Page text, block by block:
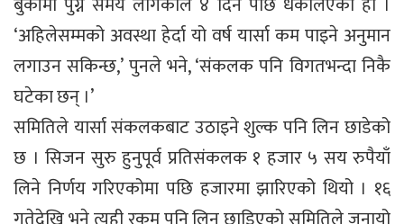
‘अहिलेसम्मको अवस्था हेर्दा यो वर्ष यार्सा कम पाइने अनुमान
लगाउन सकिन्छ,’ पुनले भने, ‘संकलक पनि विगतभन्दा निकै
घटेका छन् ।’
समितिले यार्सा संकलकबाट उठाइने शुल्क पनि लिन छाडेको
छ । सिजन सुरु हुनुपूर्व प्रतिसंकलक १ हजार ५ सय रुपैयाँ
लिने निर्णय गरिएकोमा पछि हजारमा झारिएको थियो । १६